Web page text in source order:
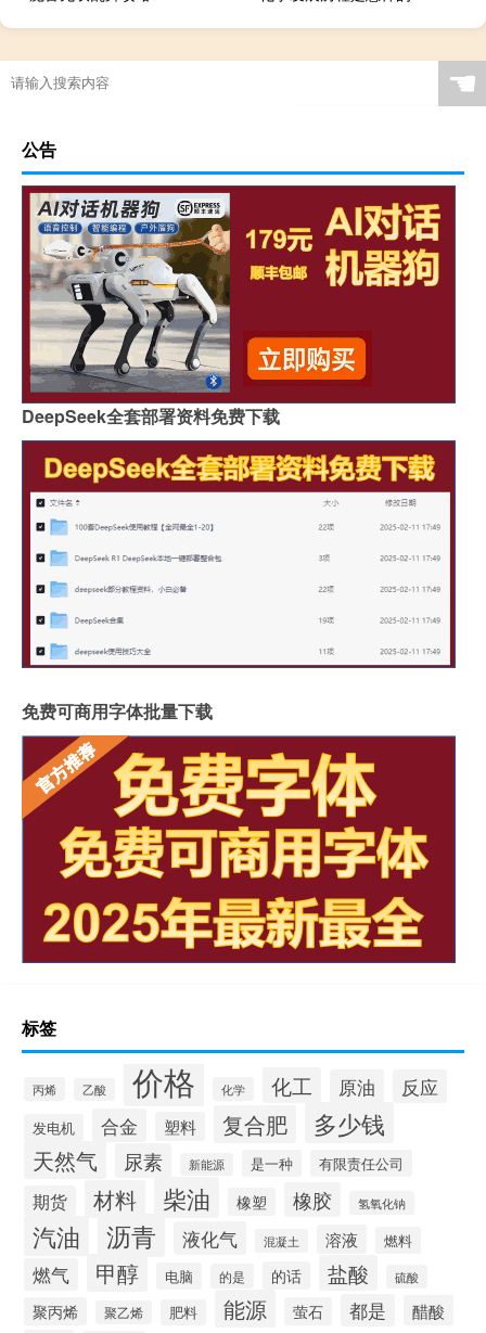
☚
公告
DeepSeek全套部署资料免费下载
免费可商用字体批量下载
标签
丙烯 乙酸 价格 化学 化工 原油 反应
发电机 合金 塑料 复合肥 多少钱
天然气 尿素 新能源 是一种 有限责任公司
期货 材料 柴油 橡塑 橡胶 氢氧化钠
汽油 沥青 液化气 混凝土 溶液 燃料
燃气 甲醇 电脑 的是 的话 盐酸 硫酸
聚丙烯 聚乙烯 肥料 能源 萤石 都是 醋酸